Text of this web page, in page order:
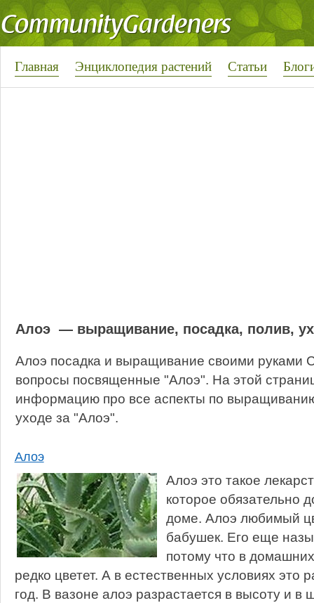
Главная Энциклопедия растений Статьи
Алоэ — выращивание, посадка, полив,
Алоэ посадка и выращивание своими руками
вопросы посвященные "Алоэ". На этой
информацию про все аспекты по
уходе за "Алоэ".
Алоэ
Алоэ это такое
которое обязательно
доме. Алоэ любимый
бабушек. Его еще
потому что в
редко цветет. А в естественных условиях это
год. В вазоне алоэ разрастается в высоту и в